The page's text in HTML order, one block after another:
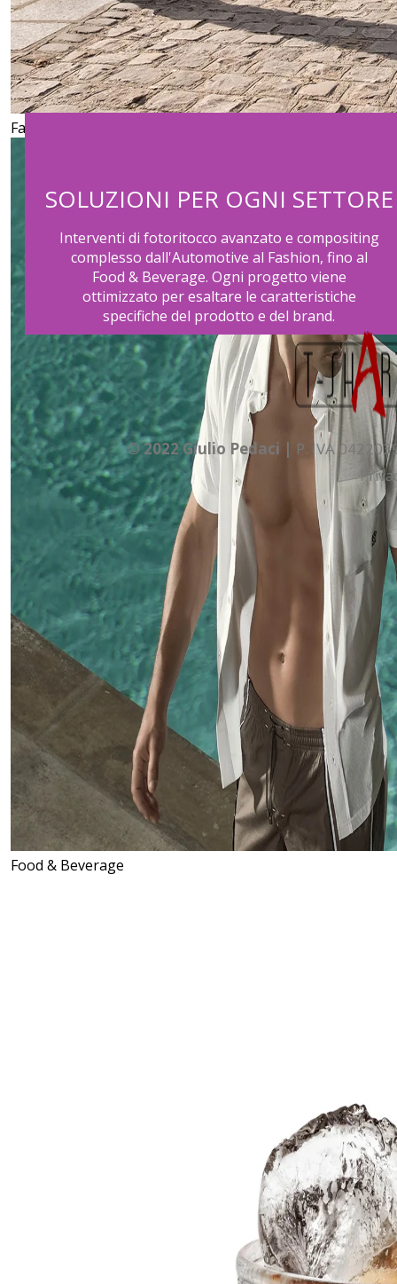
© 2022 Giulio Pedaci | P. IVA
facebook
instagram
linkedin
Fashion
Food & Beverage
SOLUZIONI PER OGNI SETTORE
Interventi di fotoritocco avanzato e compositing
complesso dall'Automotive al Fashion, fino al
Food & Beverage. Ogni progetto viene
ottimizzato per esaltare le caratteristiche
specifiche del prodotto e del brand.